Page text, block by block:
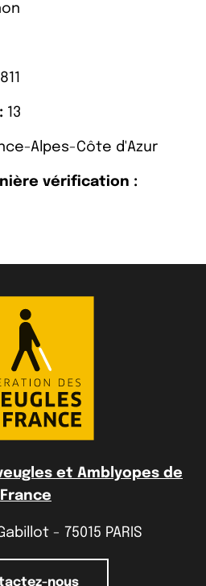
13
Alpes-Côte d'Azur
vérification :
et Amblyopes de
France
- 75015 PARIS
nous